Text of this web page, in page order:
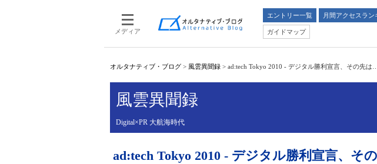
メディア
エントリー一覧 月間アクセスラン
ガイドマップ
オルタナティブ・ブログ > 風雲異聞録 > ad:tech Tokyo 2010 - デジタル勝利宣言、その先
風雲異聞録
Digital×PR 大航海時代
ad:tech Tokyo 2010 - デジタル勝利宣言、そ